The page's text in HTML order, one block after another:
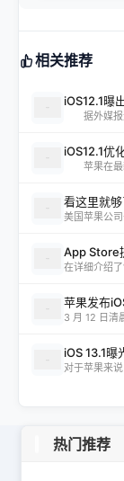
相关推荐
iOS12.1曝
据外媒报
iOS12.1优
苹果在最
看这里就
美国苹果公
App Store
在详细介绍
苹果发布
3 月 12 日清
iOS 13.1曝
对于苹果来
热门推荐